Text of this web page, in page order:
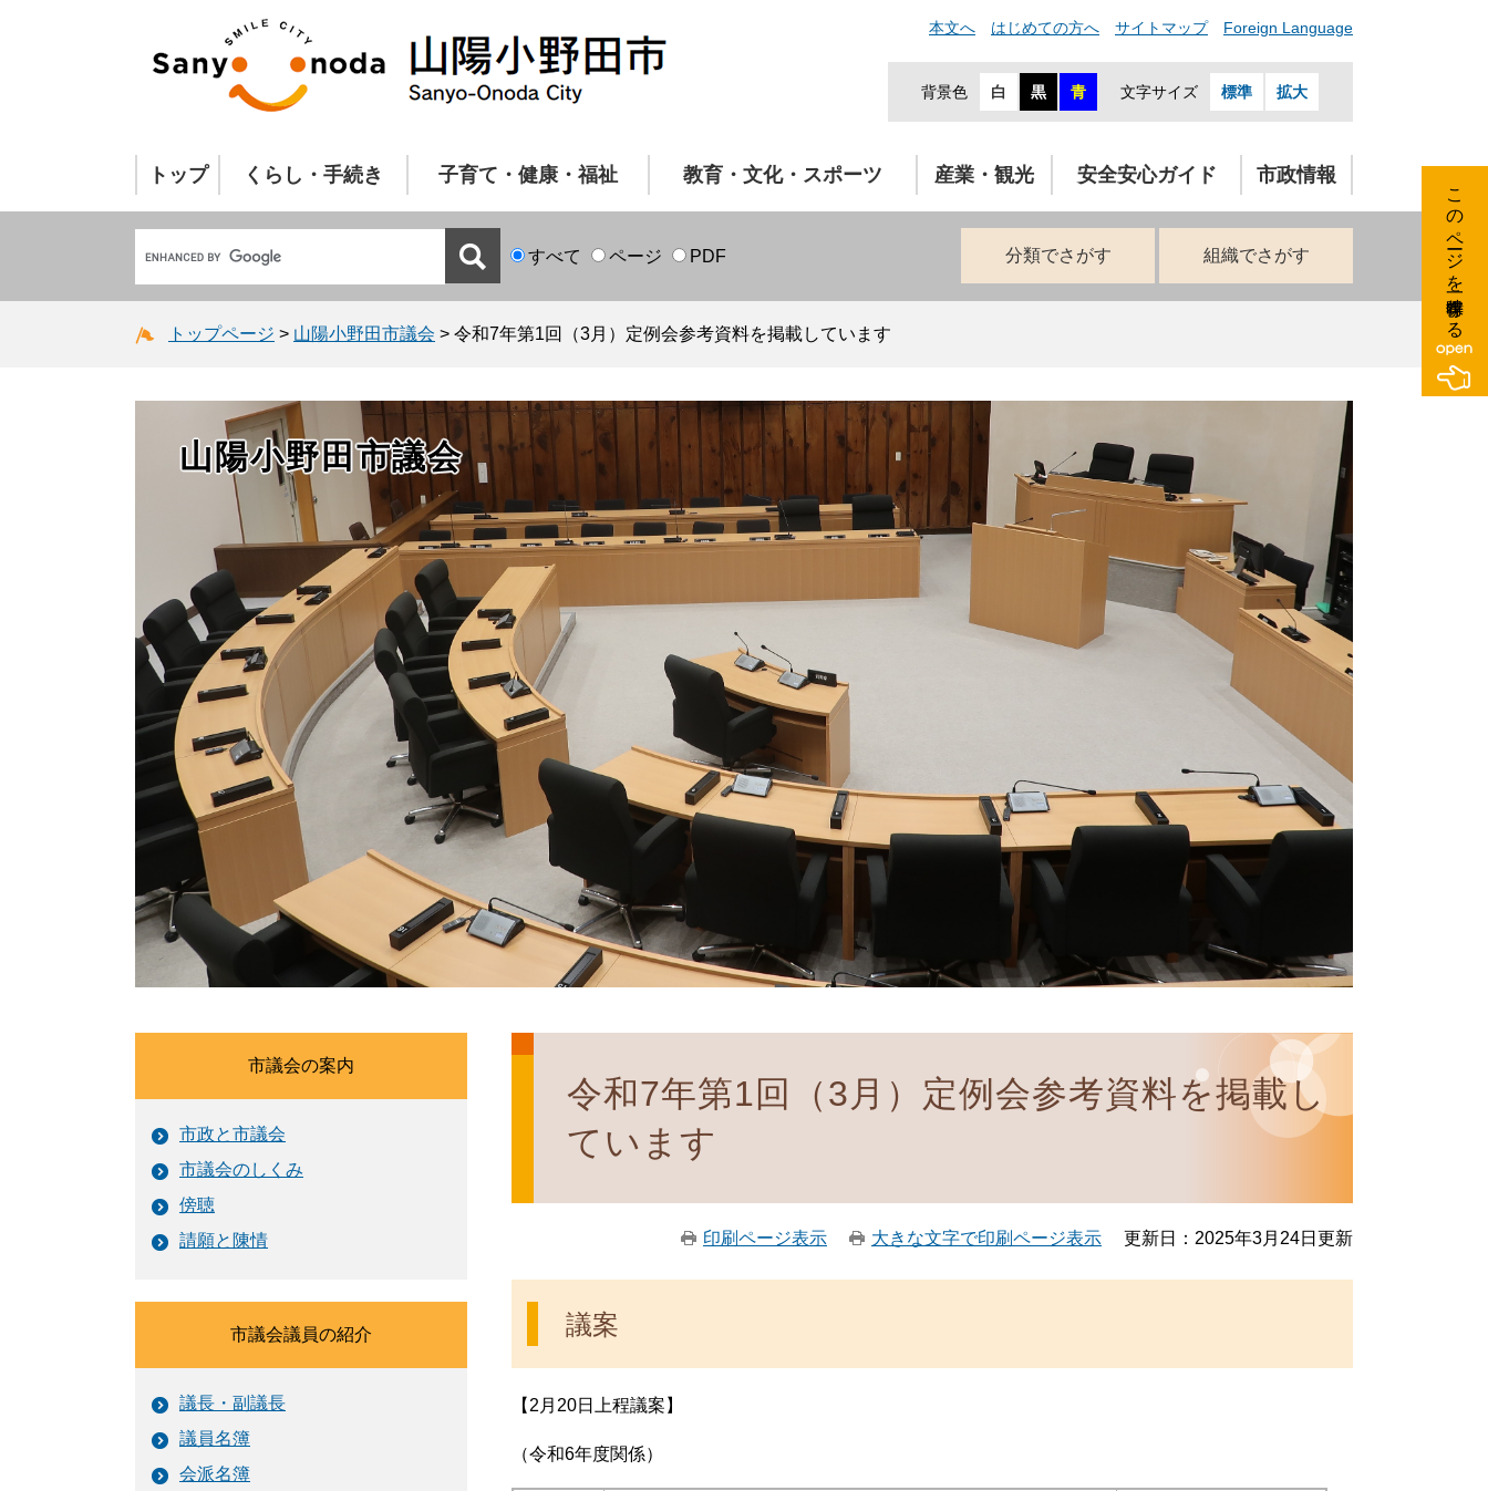
本文へ はじめての方へ サイトマップ Foreign Language
背景色 白 黒 青 文字サイズ 標準 拡大
トップ くらし・手続き 子育て・健康・福祉 教育・文化・スポーツ 産業・観光 安全安心ガイド 市政情報
すべて ページ PDF 分類でさがす 組織でさがす
トップページ > 山陽小野田市議会 > 令和7年第1回（3月）定例会参考資料を掲載しています
山陽小野田市議会
令和7年第1回（3月）定例会参考資料を掲載し
ています
印刷ページ表示 大きな文字で印刷ページ表示 更新日：2025年3月24日更新
議案
【2月20日上程議案】
（令和6年度関係）
市議会の案内
市政と市議会
市議会のしくみ
傍聴
請願と陳情
市議会議員の紹介
議長・副議長
議員名簿
会派名簿
このページを一時保存する